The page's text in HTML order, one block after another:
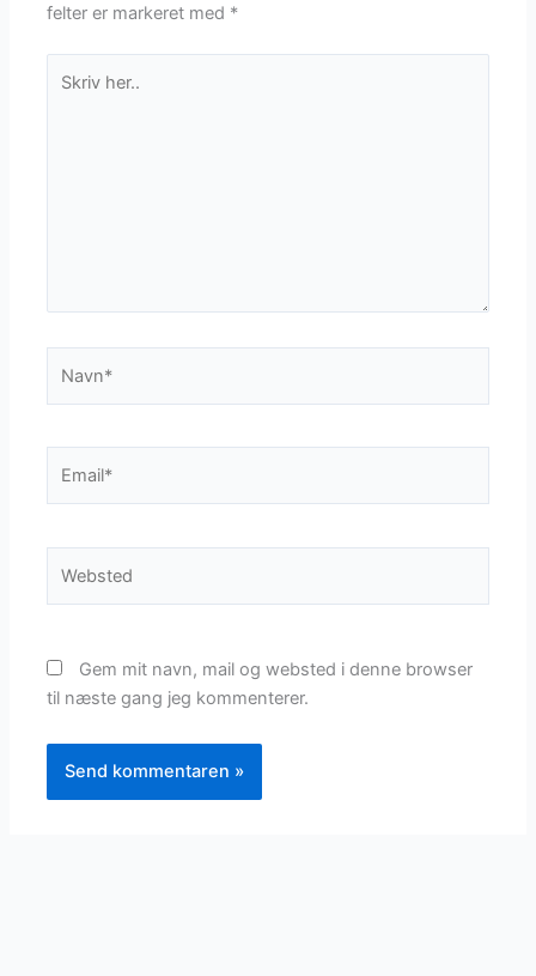
felter er markeret med *
her..
Gem mit navn, mail og websted i denne browser
til næste gang jeg kommenterer.